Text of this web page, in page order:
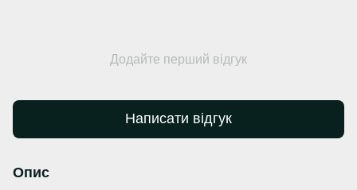
Додайте перший відгук
Написати відгук
Опис